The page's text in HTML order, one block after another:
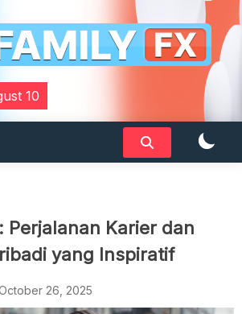
Family Wisdom
10
Perjalanan Karier dan
yang Inspiratif
26, 2025